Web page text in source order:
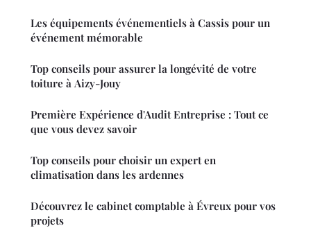
Les équipements événementiels à Cassis pour un
événement mémorable
Top conseils pour assurer la longévité de votre
toiture à Aizy-Jouy
Première Expérience d'Audit Entreprise : Tout ce
que vous devez savoir
Top conseils pour choisir un expert en
climatisation dans les ardennes
Découvrez le cabinet comptable à Évreux pour vos
projets